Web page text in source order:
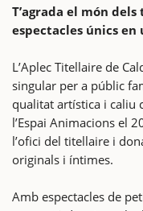
T’agrada el món
espectacles únics
L’Aplec Titellaire de
singular per a públic
qualitat artística i caliu
l’Espai Animacions el
l’ofici del titellaire i
originals i íntimes.
Amb espectacles de